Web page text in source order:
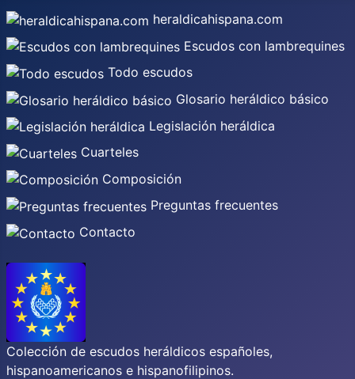
heraldicahispana.com
Escudos con lambrequines
Todo escudos
Glosario heráldico básico
Legislación heráldica
Cuarteles
Composición
Preguntas frecuentes
Contacto
Colección de escudos heráldicos españoles,
hispanoamericanos e hispanofilipinos.